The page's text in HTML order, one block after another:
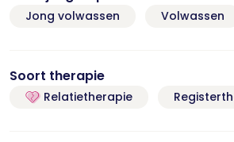
Jong volwassen Volwassen
Soort therapie
Relatietherapie